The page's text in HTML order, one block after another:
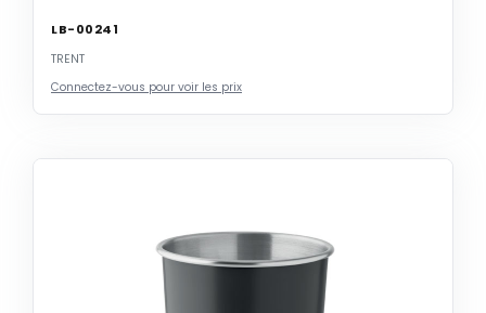
LB-00241
TRENT
Connectez-vous pour voir les prix